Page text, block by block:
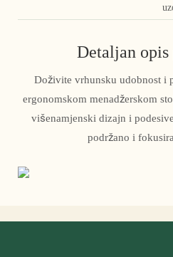
Detaljan
Doživite vrhunsku udobnost i
ergonomskom menadžerskom
višenamjenski dizajn i
podržano i